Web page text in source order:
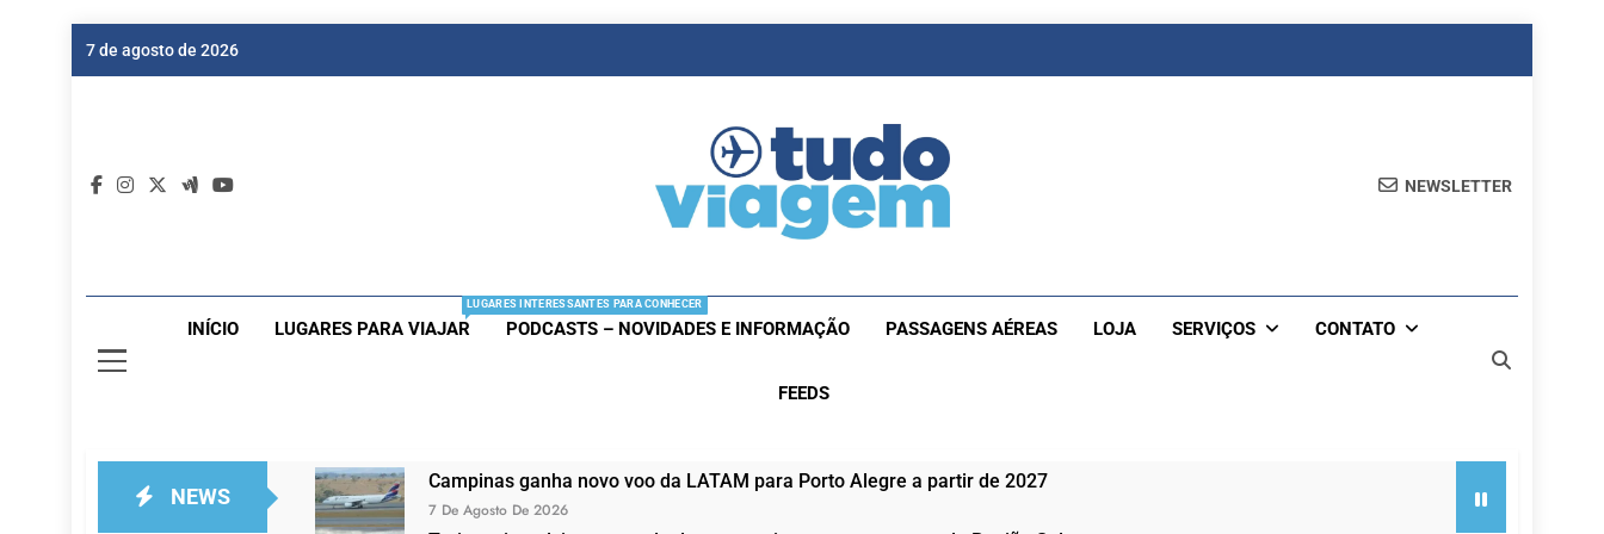
7 de agosto de 2026
NEWSLETTER
INÍCIO LUGARES PARA VIAJAR
LUGARES INTERESSANTES PARA CONHECER
PODCASTS – NOVIDADES E INFORMAÇÃO PASSAGENS AÉREAS LOJA SERVIÇOS CONTATO
FEEDS
NEWS
Campinas ganha novo voo da LATAM para Porto Alegre a partir de 2027
7 De Agosto De 2026